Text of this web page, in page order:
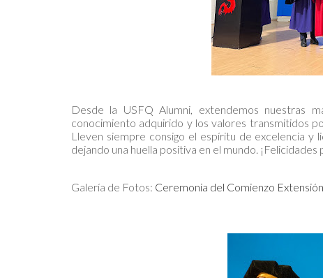
Desde la USFQ Alumni, extendemos nuestras
conocimiento adquirido y los valores transmitidos
Lleven siempre consigo el espíritu de excelencia
dejando una huella positiva en el mundo.
Galería de Fotos: Ceremonia del Comienzo